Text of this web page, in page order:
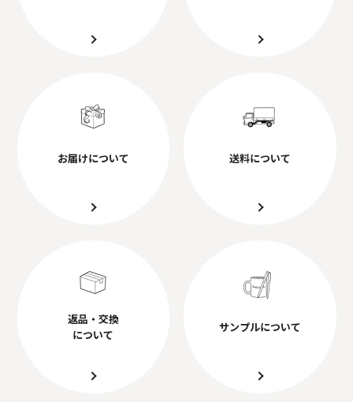
お届けについて 送料について
返品・交換
について
サンプルについて